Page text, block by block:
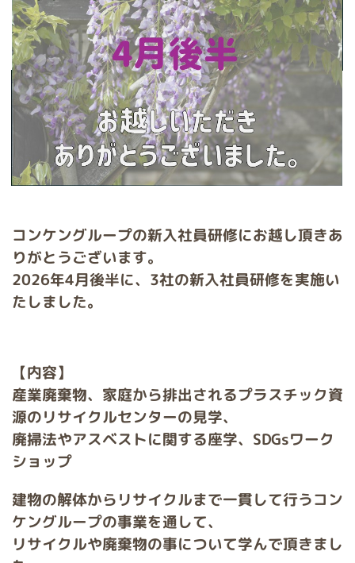
コンケングループの新入社員研修にお越し頂きあ
りがとうございます。
2026年4月後半に、3社の新入社員研修を実施い
たしました。
【内容】
産業廃棄物、家庭から排出されるプラスチック資
源のリサイクルセンターの見学、
廃掃法やアスベストに関する座学、SDGsワーク
ショップ
建物の解体からリサイクルまで一貫して行うコン
ケングループの事業を通して、
リサイクルや廃棄物の事について学んで頂きまし